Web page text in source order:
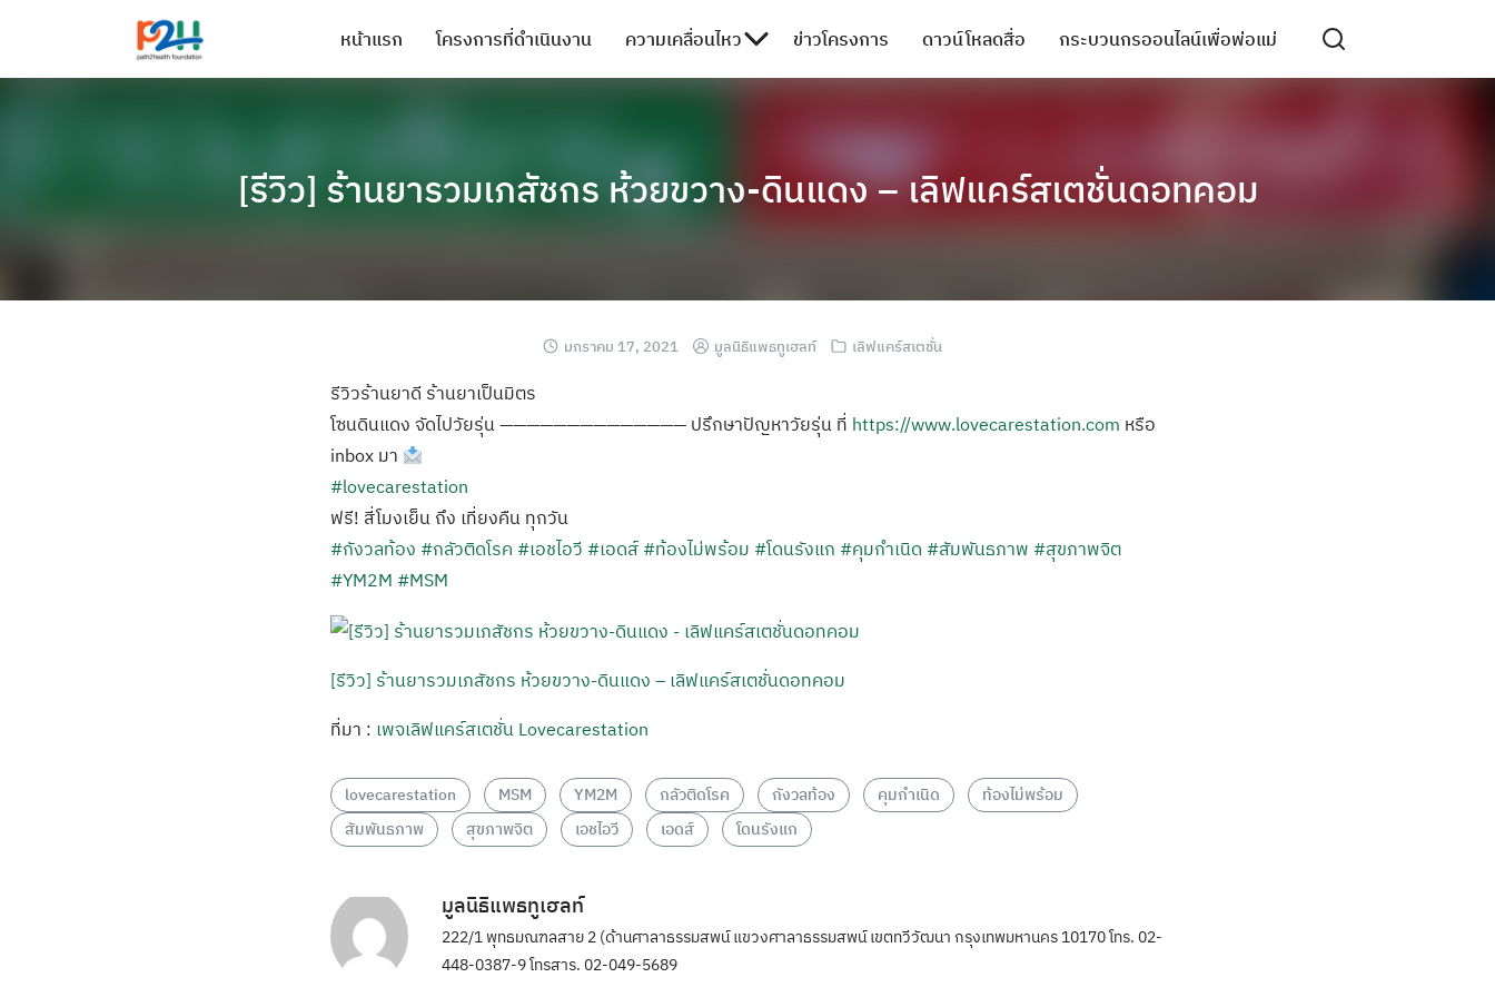
หน้าแรก โครงการที่ดำเนินงาน ความเคลื่อนไหว ข่าวโครงการ ดาวน์โหลดสื่อ กระบวนกรออนไลน์เพื่อพ่อแม่
[รีวิว] ร้านยารวมเภสัชกร ห้วยขวาง-ดินแดง – เลิฟแคร์สเตชั่นดอทคอม
มกราคม 17, 2021 มูลนิธิแพธทูเฮลท์ เลิฟแคร์สเตชั่น
รีวิวร้านยาดี ร้านยาเป็นมิตร
โซนดินแดง จัดไปวัยรุ่น —————————————— ปรึกษาปัญหาวัยรุ่น ที่ https://www.lovecarestation.com หรือ
inbox มา
#lovecarestation
ฟรี! สี่โมงเย็น ถึง เที่ยงคืน ทุกวัน
#กังวลท้อง #กลัวติดโรค #เอชไอวี #เอดส์ #ท้องไม่พร้อม #โดนรังแก #คุมกำเนิด #สัมพันธภาพ #สุขภาพจิต
#YM2M #MSM
[รีวิว] ร้านยารวมเภสัชกร ห้วยขวาง-ดินแดง – เลิฟแคร์สเตชั่นดอทคอม
ที่มา : เพจเลิฟแคร์สเตชั่น Lovecarestation
lovecarestation MSM YM2M กลัวติดโรค กังวลท้อง คุมกำเนิด
ท้องไม่พร้อม
สัมพันธภาพ
สุขภาพจิต เอชไอวี เอดส์ โดนรังแก
มูลนิธิแพธทูเฮลท์
222/1 พุทธมณฑลสาย 2 (ด้านศาลาธรรมสพน์ แขวงศาลาธรรมสพน์ เขตทวีวัฒนา กรุงเทพมหานคร 10170 โทร. 02-
448-0387-9 โทรสาร. 02-049-5689